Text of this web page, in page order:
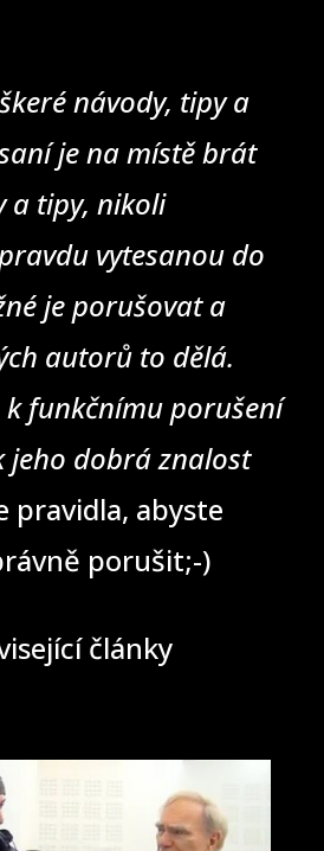
návody, tipy a
je na místě brát
a tipy, nikoli
vytesanou do
je porušovat a
autorů to dělá.
funkčnímu porušení
jeho dobrá znalost
pravidla, abyste
porušit;-)
články